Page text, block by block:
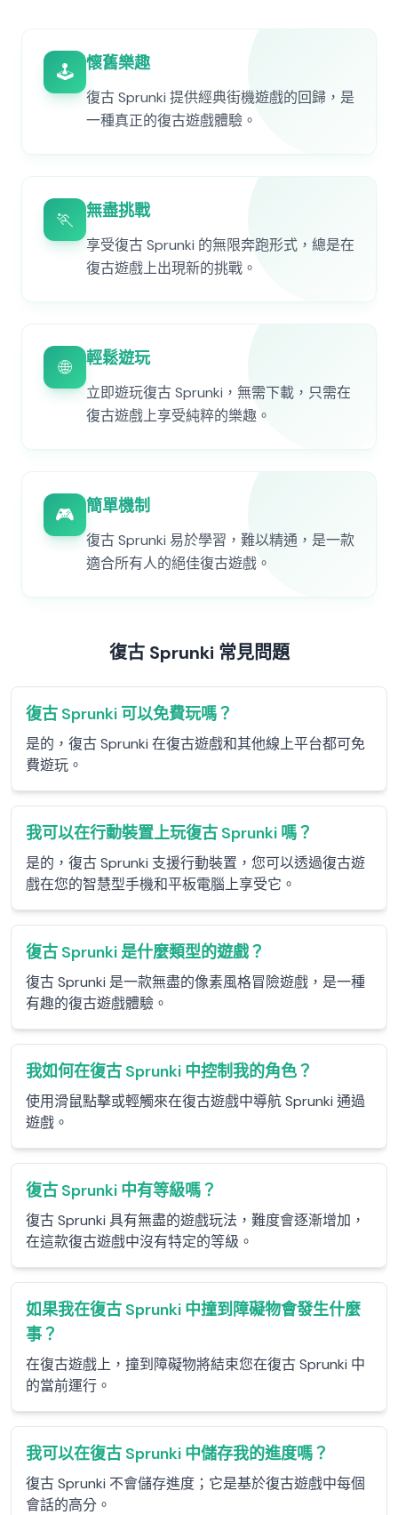
🕹️ 懷舊樂趣
復古 Sprunki 提供經典街機遊戲的回歸，是
一種真正的復古遊戲體驗。
🏃 無盡挑戰
享受復古 Sprunki 的無限奔跑形式，總是在
復古遊戲上出現新的挑戰。
🌐 輕鬆遊玩
立即遊玩復古 Sprunki，無需下載，只需在
復古遊戲上享受純粹的樂趣。
🎮 簡單機制
復古 Sprunki 易於學習，難以精通，是一款
適合所有人的絕佳復古遊戲。
復古 Sprunki 常見問題
復古 Sprunki 可以免費玩嗎？
是的，復古 Sprunki 在復古遊戲和其他線上平台都可免
費遊玩。
我可以在行動裝置上玩復古 Sprunki 嗎？
是的，復古 Sprunki 支援行動裝置，您可以透過復古遊
戲在您的智慧型手機和平板電腦上享受它。
復古 Sprunki 是什麼類型的遊戲？
復古 Sprunki 是一款無盡的像素風格冒險遊戲，是一種
有趣的復古遊戲體驗。
我如何在復古 Sprunki 中控制我的角色？
使用滑鼠點擊或輕觸來在復古遊戲中導航 Sprunki 通過
遊戲。
復古 Sprunki 中有等級嗎？
復古 Sprunki 具有無盡的遊戲玩法，難度會逐漸增加，
在這款復古遊戲中沒有特定的等級。
如果我在復古 Sprunki 中撞到障礙物會發生什麼
事？
在復古遊戲上，撞到障礙物將結束您在復古 Sprunki 中
的當前運行。
我可以在復古 Sprunki 中儲存我的進度嗎？
復古 Sprunki 不會儲存進度；它是基於復古遊戲中每個
會話的高分。